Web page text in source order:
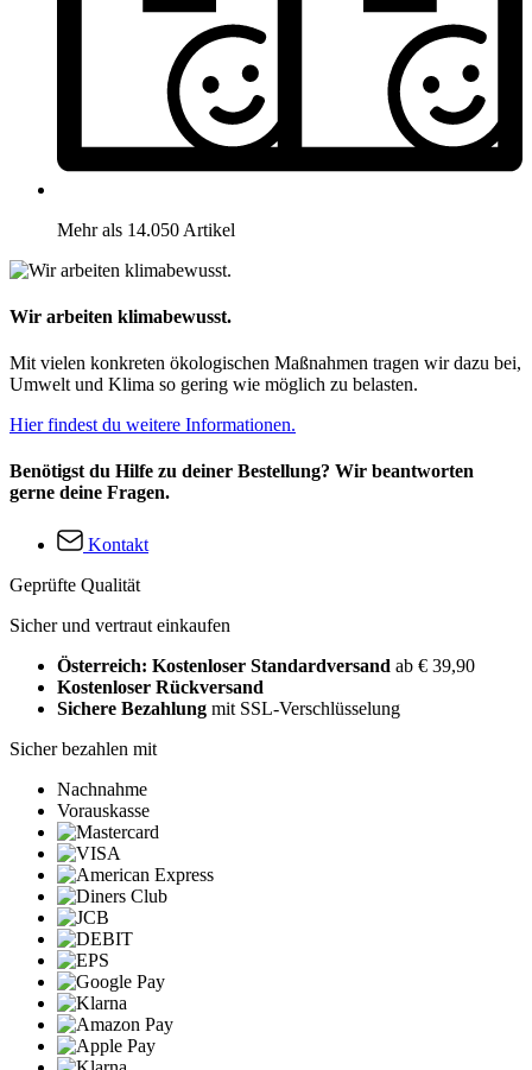
Mehr als 14.050 Artikel
Wir arbeiten klimabewusst.
Mit vielen konkreten ökologischen Maßnahmen tragen wir dazu bei,
Umwelt und Klima so gering wie möglich zu belasten.
Hier findest du weitere Informationen.
Benötigst du Hilfe zu deiner Bestellung? Wir beantworten
gerne deine Fragen.
Kontakt
Geprüfte Qualität
Sicher und vertraut einkaufen
Österreich: Kostenloser Standardversand ab € 39,90
Kostenloser Rückversand
Sichere Bezahlung mit SSL-Verschlüsselung
Sicher bezahlen mit
Nachnahme
Vorauskasse